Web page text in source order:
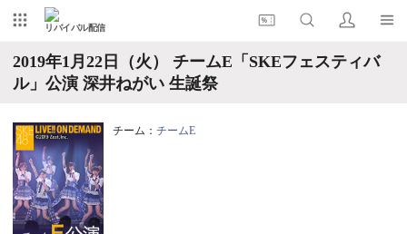
リバイバル配信
2019年1月22日（火） チームE「SKEフェスティバ
ル」公演 深井ねがい 生誕祭
チーム： チームE